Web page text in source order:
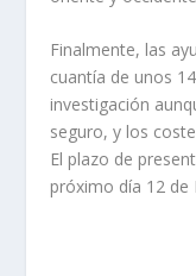
Finalmente, las
cuantía de unos
investigación
seguro, y los
El plazo de
próximo día 12 de